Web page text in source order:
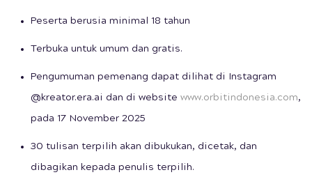
Peserta berusia minimal 18 tahun
Terbuka untuk umum dan gratis.
Pengumuman pemenang dapat dilihat di Instagram
@kreator.era.ai dan di website www.orbitindonesia.com,
pada 17 November 2025
30 tulisan terpilih akan dibukukan, dicetak, dan
dibagikan kepada penulis terpilih.